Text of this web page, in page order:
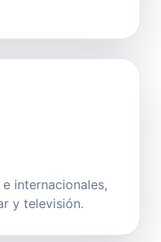
internacionales,
y televisión.